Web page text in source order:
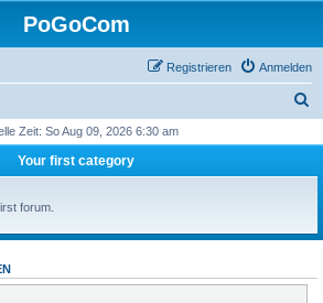
PoGoCom
Anmelden
Registrieren
h
Zeit: So Aug 09, 2026 6:30 am
Your first category
forum.